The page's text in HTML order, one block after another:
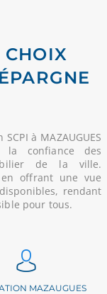
à MAZAUGUES
confiance des
de la ville.
en offrant une vue
rendant
pour tous.
MAZAUGUES